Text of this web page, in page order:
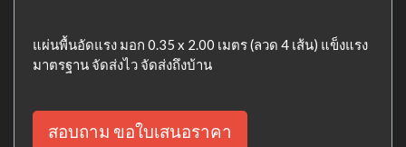
แผ่นพื้นอัดแรง มอก 0.35 x 2.00 เมตร (ลวด 4 เส้น) แข็งแรง
มาตรฐาน จัดส่งไว จัดส่งถึงบ้าน
สอบถาม ขอใบเสนอราคา